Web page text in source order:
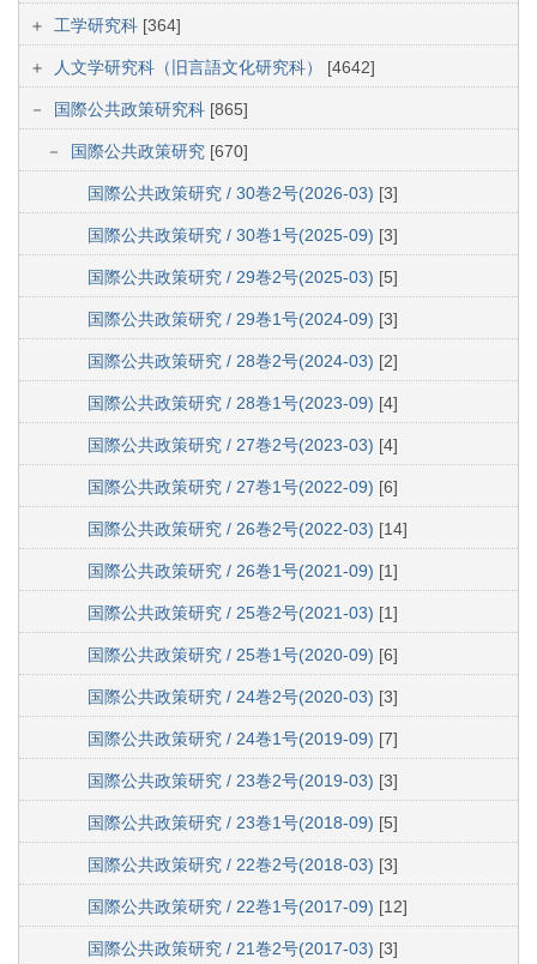
工学研究科 [364]
人文学研究科（旧言語文化研究科） [4642]
国際公共政策研究科 [865]
国際公共政策研究 [670]
国際公共政策研究 / 30巻2号(2026-03) [3]
国際公共政策研究 / 30巻1号(2025-09) [3]
国際公共政策研究 / 29巻2号(2025-03) [5]
国際公共政策研究 / 29巻1号(2024-09) [3]
国際公共政策研究 / 28巻2号(2024-03) [2]
国際公共政策研究 / 28巻1号(2023-09) [4]
国際公共政策研究 / 27巻2号(2023-03) [4]
国際公共政策研究 / 27巻1号(2022-09) [6]
国際公共政策研究 / 26巻2号(2022-03) [14]
国際公共政策研究 / 26巻1号(2021-09) [1]
国際公共政策研究 / 25巻2号(2021-03) [1]
国際公共政策研究 / 25巻1号(2020-09) [6]
国際公共政策研究 / 24巻2号(2020-03) [3]
国際公共政策研究 / 24巻1号(2019-09) [7]
国際公共政策研究 / 23巻2号(2019-03) [3]
国際公共政策研究 / 23巻1号(2018-09) [5]
国際公共政策研究 / 22巻2号(2018-03) [3]
国際公共政策研究 / 22巻1号(2017-09) [12]
国際公共政策研究 / 21巻2号(2017-03) [3]